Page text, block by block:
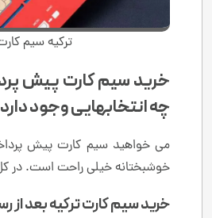
ترکیه سیم
خرید سیم کارت پیش
چه انتخابهایی وجود
می خواهید سیم کارت پیش
خوشبختانه خیلی راحت است. در کل
خرید سیم کارت ترکیه بعد از